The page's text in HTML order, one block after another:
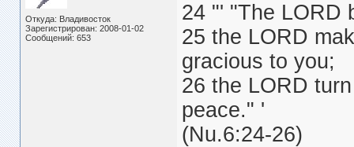
Откуда: Владивосток
Зарегистрирован: 2008-01-02
Сообщений: 653
24 "' "The LORD
25 the LORD
gracious to you;
26 the LORD
peace." '
(Nu.6:24-26)